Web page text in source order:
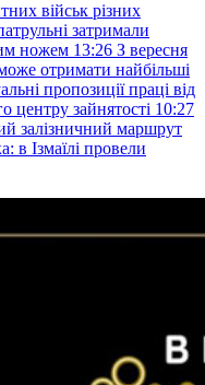
військ різних
затримали
ножем 13:26 З вересня
отримати найбільші
пропозиції праці від
центру зайнятості 10:27
залізничний маршрут
в Ізмаїлі провели